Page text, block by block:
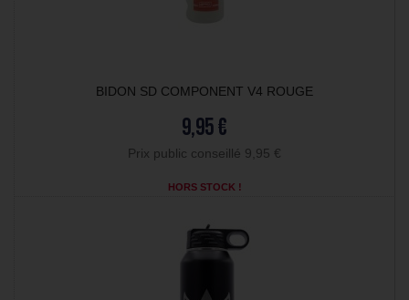
BIDON SD COMPONENT V4 ROUGE
9,95 €
Prix public conseillé 9,95 €
HORS STOCK !